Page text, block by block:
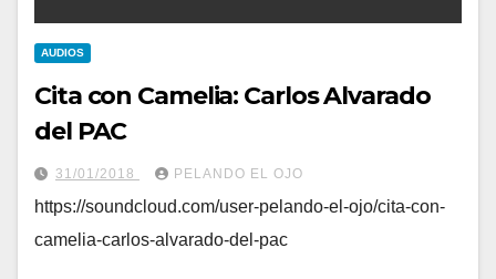
AUDIOS
Cita con Camelia: Carlos Alvarado
del PAC
31/01/2018 PELANDO EL OJO
https://soundcloud.com/user-pelando-el-ojo/cita-con-
camelia-carlos-alvarado-del-pac